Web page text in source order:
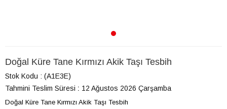
Doğal Küre Tane Kırmızı Akik Taşı Tesbih
Stok Kodu
(A1E3E)
Tahmini Teslim Süresi : 12 Ağustos 2026 Çarşamba
Doğal Küre Tane Kırmızı Akik Taşı Tesbih